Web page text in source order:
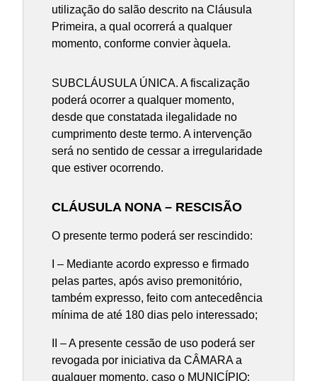
utilização do salão descrito na Cláusula
Primeira, a qual ocorrerá a qualquer
momento, conforme convier àquela.
SUBCLÁUSULA ÚNICA. A fiscalização
poderá ocorrer a qualquer momento,
desde que constatada ilegalidade no
cumprimento deste termo. A intervenção
será no sentido de cessar a irregularidade
que estiver ocorrendo.
CLÁUSULA NONA – RESCISÃO
O presente termo poderá ser rescindido:
I – Mediante acordo expresso e firmado
pelas partes, após aviso premonitório,
também expresso, feito com antecedência
mínima de até 180 dias pelo interessado;
II – A presente cessão de uso poderá ser
revogada por iniciativa da CÂMARA a
qualquer momento, caso o MUNICÍPIO: